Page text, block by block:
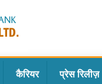
कैरियर प्रेस रिलीज़